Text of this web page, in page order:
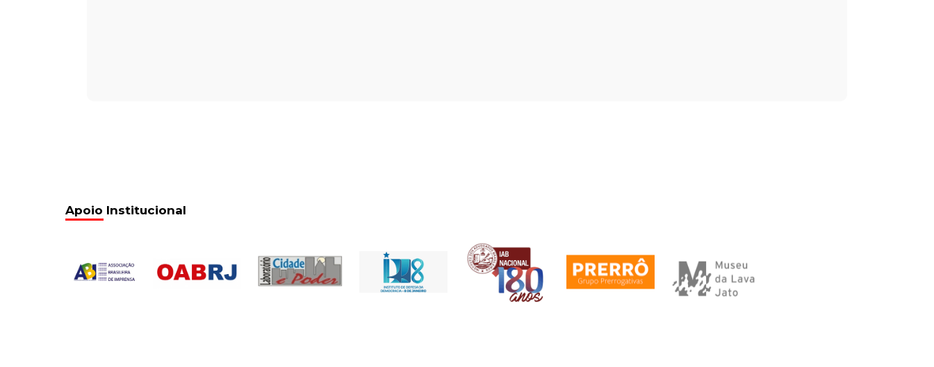
Apoio Institucional